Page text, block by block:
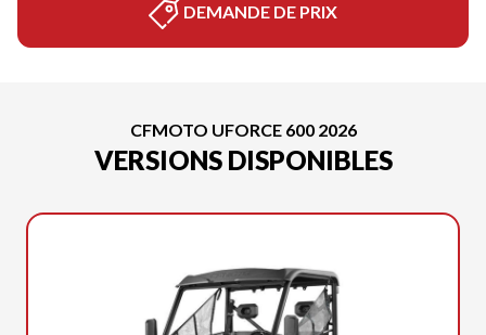
DEMANDE DE PRIX
CFMOTO UFORCE 600 2026
VERSIONS DISPONIBLES